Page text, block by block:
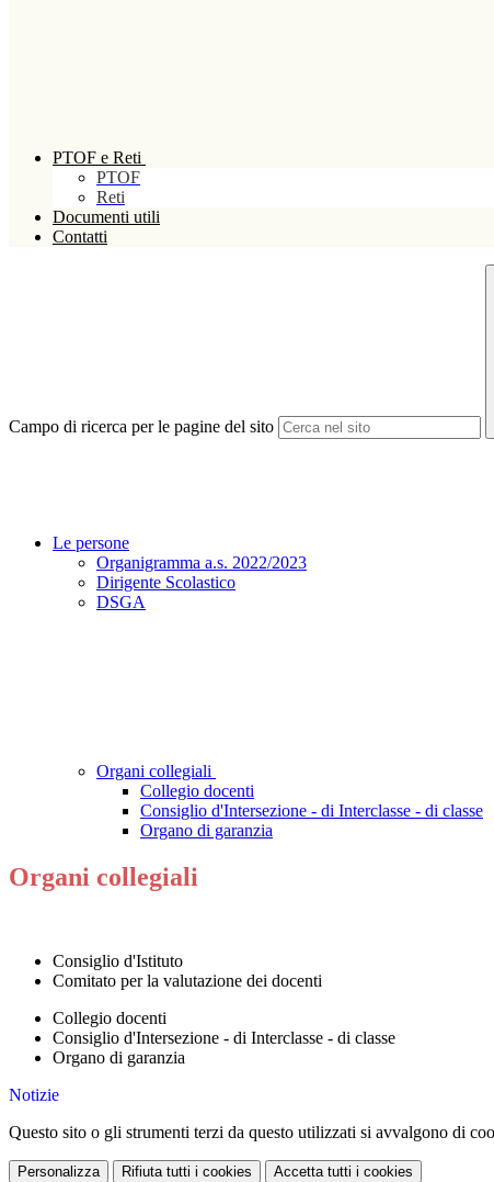
PTOF e Reti
PTOF
Reti
Documenti utili
Contatti
Campo di ricerca per le pagine del sito
Le persone
Organigramma a.s. 2022/2023
Dirigente Scolastico
DSGA
Organi collegiali
Collegio docenti
Consiglio d'Intersezione - di Interclasse - di classe
Organo di garanzia
Organi collegiali
Consiglio d'Istituto
Comitato per la valutazione dei docenti
Collegio docenti
Consiglio d'Intersezione - di Interclasse - di classe
Organo di garanzia
Notizie
Questo sito o gli strumenti terzi da questo utilizzati si avvalgono di
Personalizza Rifiuta tutti i cookies Accetta tutti i cookies